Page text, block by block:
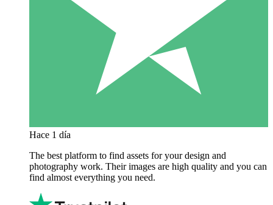
Hace 1 día
The best platform to find assets for your design and
photography work. Their images are high quality and you can
find almost everything you need.